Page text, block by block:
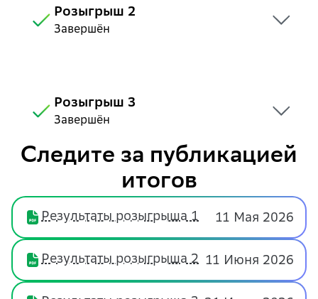
Розыгрыш 2
Завершён
Розыгрыш 3
Завершён
Следите за публикацией
итогов
Результаты розыгрыша 1 11 Мая 2026
Результаты розыгрыша 2 11 Июня 2026